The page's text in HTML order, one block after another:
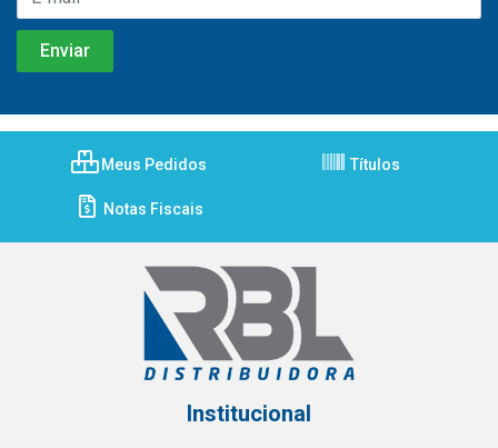
Meus Pedidos Títulos
Notas Fiscais
Institucional